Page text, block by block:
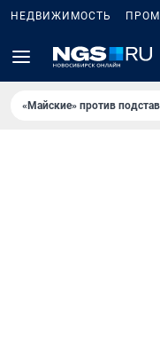
НЕДВИЖИМОСТЬ
«Майские» против